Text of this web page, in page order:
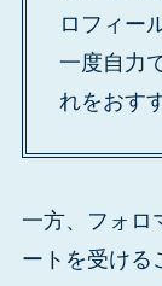
ロフィー
一度自力
れをおす
一方、フォロ
ートを受ける